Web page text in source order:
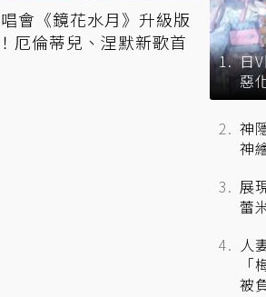
會《鏡花水月》升級版
厄倫蒂兒、涅默新歌首
日
惡
來
神
神
展
蕾
人
被